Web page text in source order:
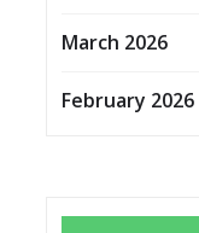
March 2026
February 2026